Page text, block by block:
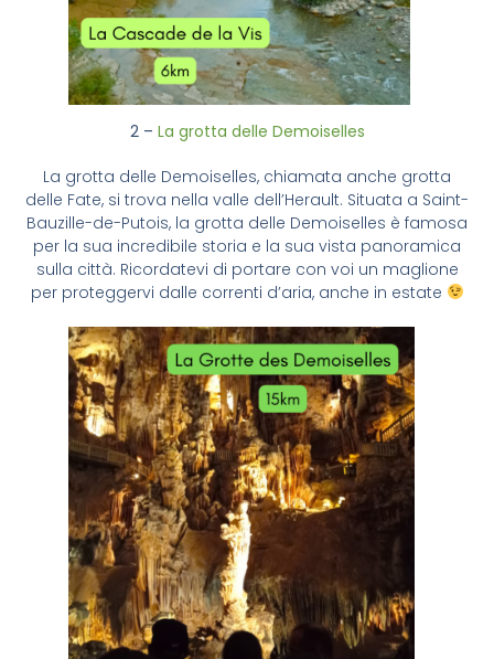
2 – La grotta delle Demoiselles
La grotta delle Demoiselles, chiamata anche grotta
delle Fate, si trova nella valle dell’Herault. Situata a Saint-
Bauzille-de-Putois, la grotta delle Demoiselles è famosa
per la sua incredibile storia e la sua vista panoramica
sulla città. Ricordatevi di portare con voi un maglione
per proteggervi dalle correnti d’aria, anche in estate